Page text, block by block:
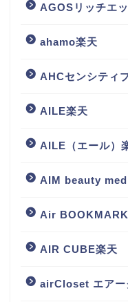
AGOSリッチエ
ahamo楽天
AHCセンシティ
AILE楽天
AILE（エール）
AIM beauty
Air
AIR CUBE楽天
airCloset エアー